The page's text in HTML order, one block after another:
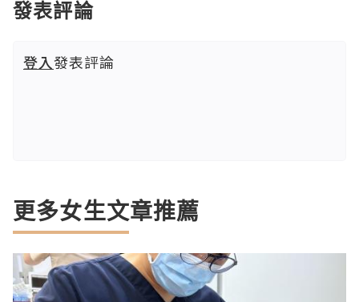
發表評論
登入發表評論
更多女生文章推薦